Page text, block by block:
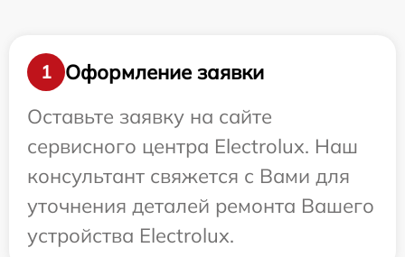
1
Оформление заявки
Оставьте заявку на сайте
сервисного центра Electrolux. Наш
консультант свяжется с Вами для
уточнения деталей ремонта Вашего
устройства Electrolux.